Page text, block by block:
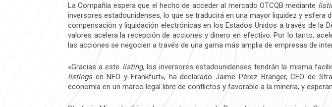
La Compañía espera que el hecho de acceder al mercado OTCQB mediante
inversores estadounidenses, lo que se traducirá en una mayor liquidez y
compensación y liquidación electrónicas en los Estados Unidos a través de la
valores acelera la recepción de acciones y dinero en efectivo. Por lo tanto,
las acciones se negocien a través de una gama más amplia de empresas de
«Gracias a este listing, los inversores estadounidenses tendrán la misma
listingsen NEO y Frankfurt», ha declarado Jaime Pérez Branger, CEO de
economía en un marco legal libre de conflictos y favorable a la minería, y